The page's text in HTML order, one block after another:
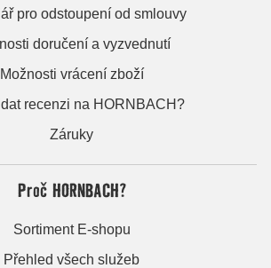
pro odstoupení od smlouvy
doručení a vyzvednutí
Možnosti vrácení zboží
recenzi na HORNBACH?
Záruky
Proč HORNBACH?
Sortiment E-shopu
Přehled všech služeb